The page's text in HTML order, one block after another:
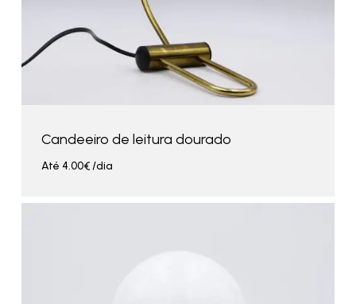
Candeeiro de leitura dourado
Até 4.00€/dia